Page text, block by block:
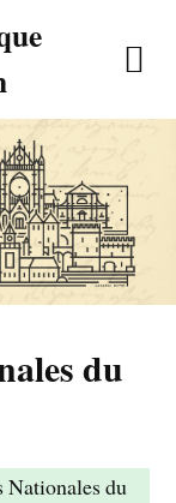
du
Nationales du